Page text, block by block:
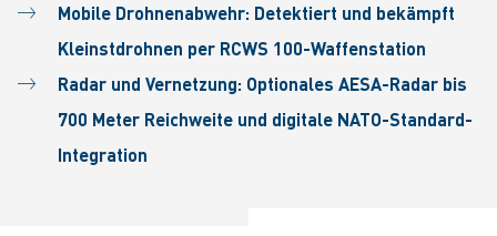
Mobile Drohnenabwehr: Detektiert und bekämpft
Kleinstdrohnen per RCWS 100-Waffenstation
Radar und Vernetzung: Optionales AESA-Radar bis
700 Meter Reichweite und digitale NATO-Standard-
Integration